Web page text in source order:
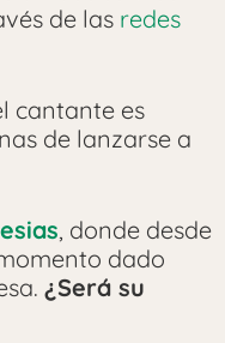
de las redes
cantante es
de lanzarse a
, donde desde
dado
¿Será su